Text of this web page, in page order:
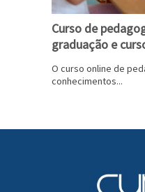
Curso de
graduação e
O curso online de
conhecimentos...